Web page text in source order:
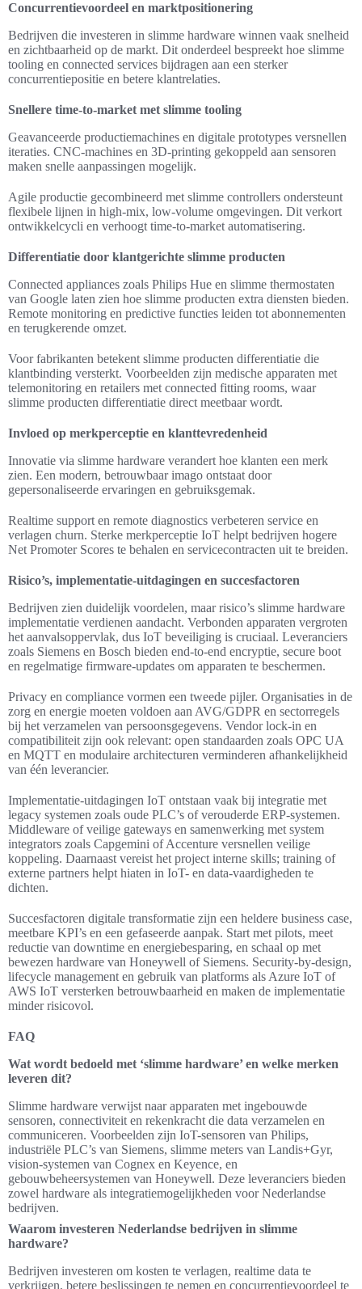
Concurrentievoordeel en marktpositionering
Bedrijven die investeren in slimme hardware winnen vaak snelheid
en zichtbaarheid op de markt. Dit onderdeel bespreekt hoe slimme
tooling en connected services bijdragen aan een sterker
concurrentiepositie en betere klantrelaties.
Snellere time-to-market met slimme tooling
Geavanceerde productiemachines en digitale prototypes versnellen
iteraties. CNC-machines en 3D-printing gekoppeld aan sensoren
maken snelle aanpassingen mogelijk.
Agile productie gecombineerd met slimme controllers ondersteunt
flexibele lijnen in high-mix, low-volume omgevingen. Dit verkort
ontwikkelcycli en verhoogt time-to-market automatisering.
Differentiatie door klantgerichte slimme producten
Connected appliances zoals Philips Hue en slimme thermostaten
van Google laten zien hoe slimme producten extra diensten bieden.
Remote monitoring en predictive functies leiden tot abonnementen
en terugkerende omzet.
Voor fabrikanten betekent slimme producten differentiatie die
klantbinding versterkt. Voorbeelden zijn medische apparaten met
telemonitoring en retailers met connected fitting rooms, waar
slimme producten differentiatie direct meetbaar wordt.
Invloed op merkperceptie en klanttevredenheid
Innovatie via slimme hardware verandert hoe klanten een merk
zien. Een modern, betrouwbaar imago ontstaat door
gepersonaliseerde ervaringen en gebruiksgemak.
Realtime support en remote diagnostics verbeteren service en
verlagen churn. Sterke merkperceptie IoT helpt bedrijven hogere
Net Promoter Scores te behalen en servicecontracten uit te breiden.
Risico’s, implementatie-uitdagingen en succesfactoren
Bedrijven zien duidelijk voordelen, maar risico’s slimme hardware
implementatie verdienen aandacht. Verbonden apparaten vergroten
het aanvalsoppervlak, dus IoT beveiliging is cruciaal. Leveranciers
zoals Siemens en Bosch bieden end-to-end encryptie, secure boot
en regelmatige firmware-updates om apparaten te beschermen.
Privacy en compliance vormen een tweede pijler. Organisaties in de
zorg en energie moeten voldoen aan AVG/GDPR en sectorregels
bij het verzamelen van persoonsgegevens. Vendor lock-in en
compatibiliteit zijn ook relevant: open standaarden zoals OPC UA
en MQTT en modulaire architecturen verminderen afhankelijkheid
van één leverancier.
Implementatie-uitdagingen IoT ontstaan vaak bij integratie met
legacy systemen zoals oude PLC’s of verouderde ERP-systemen.
Middleware of veilige gateways en samenwerking met system
integrators zoals Capgemini of Accenture versnellen veilige
koppeling. Daarnaast vereist het project interne skills; training of
externe partners helpt hiaten in IoT- en data-vaardigheden te
dichten.
Succesfactoren digitale transformatie zijn een heldere business case,
meetbare KPI’s en een gefaseerde aanpak. Start met pilots, meet
reductie van downtime en energiebesparing, en schaal op met
bewezen hardware van Honeywell of Siemens. Security-by-design,
lifecycle management en gebruik van platforms als Azure IoT of
AWS IoT versterken betrouwbaarheid en maken de implementatie
minder risicovol.
FAQ
Wat wordt bedoeld met ‘slimme hardware’ en welke merken
leveren dit?
Slimme hardware verwijst naar apparaten met ingebouwde
sensoren, connectiviteit en rekenkracht die data verzamelen en
communiceren. Voorbeelden zijn IoT-sensoren van Philips,
industriële PLC’s van Siemens, slimme meters van Landis+Gyr,
vision-systemen van Cognex en Keyence, en
gebouwbeheersystemen van Honeywell. Deze leveranciers bieden
zowel hardware als integratiemogelijkheden voor Nederlandse
bedrijven.
Waarom investeren Nederlandse bedrijven in slimme
hardware?
Bedrijven investeren om kosten te verlagen, realtime data te
verkrijgen, betere beslissingen te nemen en concurrentievoordeel te